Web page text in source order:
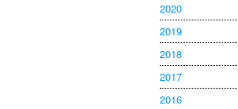
2020
2019
2018
2017
2016